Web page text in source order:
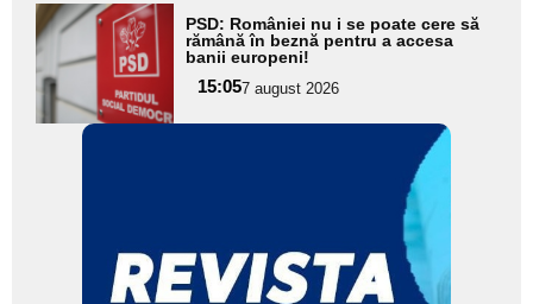
Adaugă
aici textul
pentru
subtitlu
PSD: României nu i se poate cere să
rămână în beznă pentru a accesa
banii europeni!
15:057 august 2026